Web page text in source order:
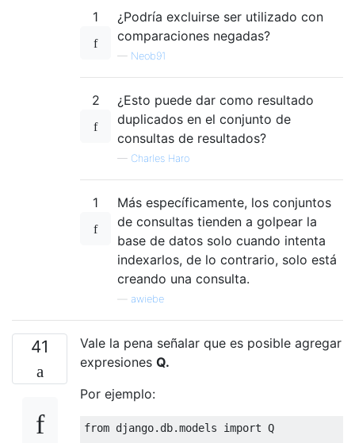
1
¿Podría excluirse ser utilizado con
comparaciones negadas?
— Neob91
2
¿Esto puede dar como resultado
duplicados en el conjunto de
consultas de resultados?
— Charles Haro
1
Más específicamente, los conjuntos
de consultas tienden a golpear la
base de datos solo cuando intenta
indexarlos, de lo contrario, solo está
creando una consulta.
awiebe
41
Vale la pena señalar que es posible agregar
expresiones Q.
Por ejemplo:
from django. db.models import Q